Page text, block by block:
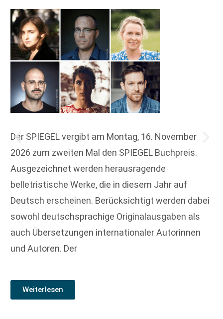
Der SPIEGEL vergibt am Montag, 16. November
2026 zum zweiten Mal den SPIEGEL Buchpreis.
Ausgezeichnet werden herausragende
belletristische Werke, die in diesem Jahr auf
Deutsch erscheinen. Berücksichtigt werden dabei
sowohl deutschsprachige Originalausgaben als
auch Übersetzungen internationaler Autorinnen
und Autoren. Der
Weiterlesen